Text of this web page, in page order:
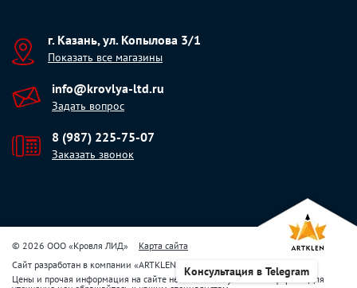
г. Казань, ул. Копылова 3/1
Показать все магазины
info@krovlya-ltd.ru
Задать вопрос
8 (987) 225-75-07
Заказать звонок
© 2026 ООО «Кровля ЛИД»
Карта сайта
Сайт разработан в компании «ARTKLEN
Цены и прочая информация на сайте не являются публичной офертой. Для
Консультация в Telegram